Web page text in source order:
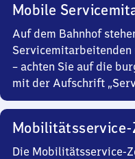
Mobile
Auf dem Bahnhof
Servicemitarbeitenden
– achten Sie auf die
mit der Aufschrift
Mobilitätsservice-
Die Mobilitätsservice-